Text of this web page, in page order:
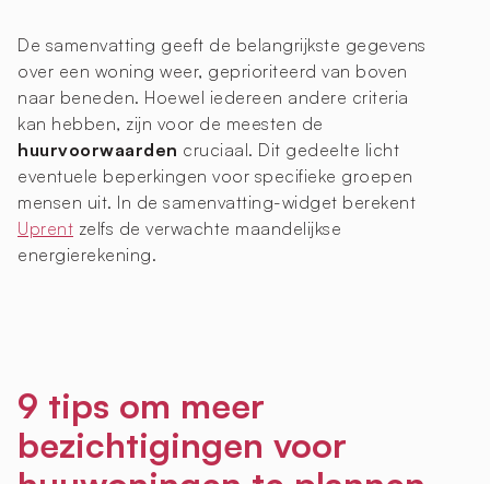
De samenvatting geeft de belangrijkste gegevens
over een woning weer, geprioriteerd van boven
naar beneden. Hoewel iedereen andere criteria
kan hebben, zijn voor de meesten de
huurvoorwaarden cruciaal. Dit gedeelte licht
eventuele beperkingen voor specifieke groepen
mensen uit. In de samenvatting-widget berekent
Uprent zelfs de verwachte maandelijkse
energierekening.
9 tips om meer
bezichtigingen voor